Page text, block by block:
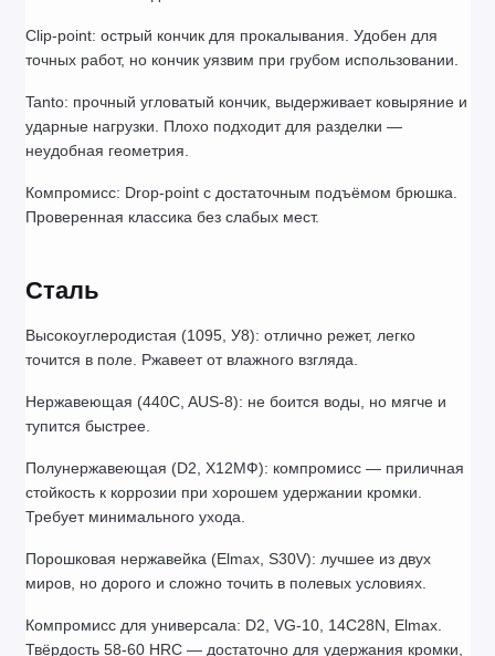
Clip-point: острый кончик для прокалывания. Удобен для
точных работ, но кончик уязвим при грубом использовании.
Tanto: прочный угловатый кончик, выдерживает ковыряние и
ударные нагрузки. Плохо подходит для разделки —
неудобная геометрия.
Компромисс: Drop-point с достаточным подъёмом брюшка.
Проверенная классика без слабых мест.
Сталь
Высокоуглеродистая (1095, У8): отлично режет, легко
точится в поле. Ржавеет от влажного взгляда.
Нержавеющая (440C, AUS-8): не боится воды, но мягче и
тупится быстрее.
Полунержавеющая (D2, Х12МФ): компромисс — приличная
стойкость к коррозии при хорошем удержании кромки.
Требует минимального ухода.
Порошковая нержавейка (Elmax, S30V): лучшее из двух
миров, но дорого и сложно точить в полевых условиях.
Компромисс для универсала: D2, VG-10, 14C28N, Elmax.
Твёрдость 58-60 HRC — достаточно для удержания кромки,